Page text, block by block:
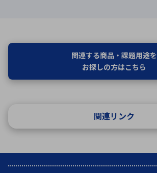
関連する商品・課題用途を
お探しの方はこちら
関連リンク